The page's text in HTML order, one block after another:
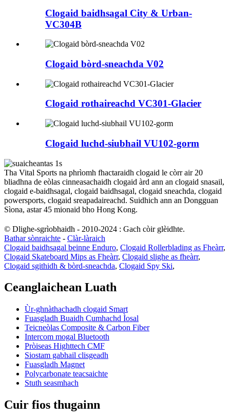
Clogaid baidhsagal City & Urban-
VC304B
Clogaid bòrd-sneachda V02
Clogaid rothaireachd VC301-Glacier
Clogaid luchd-siubhail VU102-gorm
Tha Vital Sports na phrìomh fhactaraidh clogaid le còrr air 20
bliadhna de eòlas cinneasachaidh clogaid àrd ann an clogaid snasail,
clogaid e-baidhsagal, clogaid baidhsagal, clogaid sneachda, clogaid
powersports, clogaid sreapadaireachd. Suidhich ann an Dongguan
Sìona, astar 45 mionaid bho Hong Kong.
© Dlighe-sgrìobhaidh - 2010-2024 : Gach còir glèidhte.
Bathar sònraichte - Clàr-làraich
Clogaid baidhsagal beinne Enduro, Clogaid Rollerblading as Fheàrr,
Clogaid Skateboard Mips as Fheàrr, Clogaid slighe as fheàrr,
Clogaid sgithidh & bòrd-sneachda, Clogaid Spy Ski,
Ceanglaichean Luath
Ùr-ghnàthachadh clogaid Smart
Fuasgladh Buaidh Cumhachd Ìosal
Teicneòlas Composite & Carbon Fiber
Intercom mogal Bluetooth
Pròiseas Highttech CMF
Siostam gabhail clisgeadh
Fuasgladh Magnet
Polycarbonate teacsaichte
Stuth seasmhach
Cuir fios thugainn